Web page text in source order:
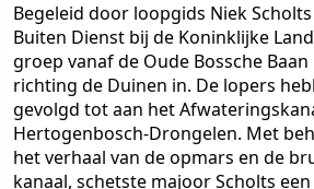
Begeleid door loopgids Niek
Buiten Dienst bij de Koninklijke
groep vanaf de Oude Bossche
richting de Duinen in. De lopers
gevolgd tot aan het
Hertogenbosch-Drongelen. Met
het verhaal van de opmars en de
kanaal, schetste majoor Scholts